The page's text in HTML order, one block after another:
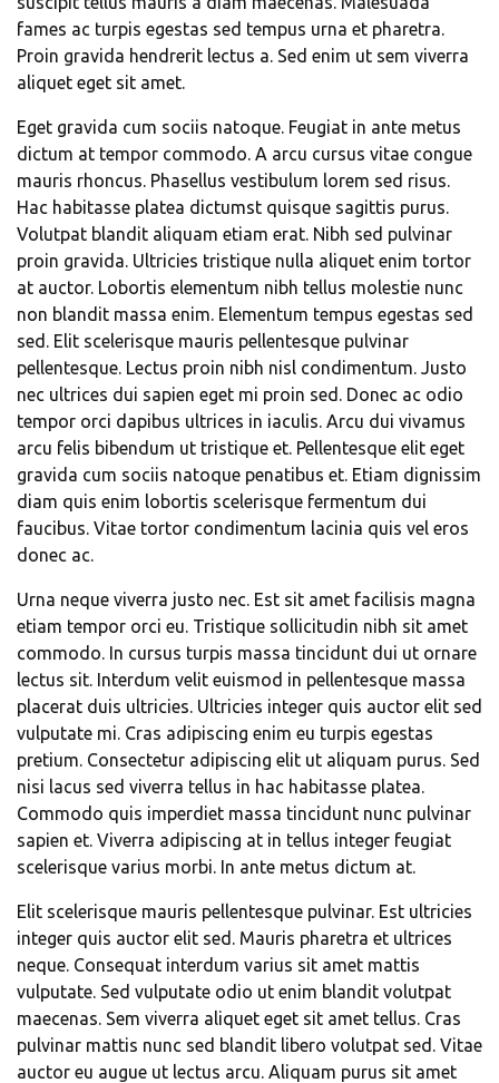
fames ac turpis egestas sed tempus urna et pharetra.
Proin gravida hendrerit lectus a. Sed enim ut sem viverra
aliquet eget sit amet.
Eget gravida cum sociis natoque. Feugiat in ante metus
dictum at tempor commodo. A arcu cursus vitae congue
mauris rhoncus. Phasellus vestibulum lorem sed risus.
Hac habitasse platea dictumst quisque sagittis purus.
Volutpat blandit aliquam etiam erat. Nibh sed pulvinar
proin gravida. Ultricies tristique nulla aliquet enim tortor
at auctor. Lobortis elementum nibh tellus molestie nunc
non blandit massa enim. Elementum tempus egestas sed
sed. Elit scelerisque mauris pellentesque pulvinar
pellentesque. Lectus proin nibh nisl condimentum. Justo
nec ultrices dui sapien eget mi proin sed. Donec ac odio
tempor orci dapibus ultrices in iaculis. Arcu dui vivamus
arcu felis bibendum ut tristique et. Pellentesque elit eget
gravida cum sociis natoque penatibus et. Etiam dignissim
diam quis enim lobortis scelerisque fermentum dui
faucibus. Vitae tortor condimentum lacinia quis vel eros
donec ac.
Urna neque viverra justo nec. Est sit amet facilisis magna
etiam tempor orci eu. Tristique sollicitudin nibh sit amet
commodo. In cursus turpis massa tincidunt dui ut ornare
lectus sit. Interdum velit euismod in pellentesque massa
placerat duis ultricies. Ultricies integer quis auctor elit sed
vulputate mi. Cras adipiscing enim eu turpis egestas
pretium. Consectetur adipiscing elit ut aliquam purus. Sed
nisi lacus sed viverra tellus in hac habitasse platea.
Commodo quis imperdiet massa tincidunt nunc pulvinar
sapien et. Viverra adipiscing at in tellus integer feugiat
scelerisque varius morbi. In ante metus dictum at.
Elit scelerisque mauris pellentesque pulvinar. Est ultricies
integer quis auctor elit sed. Mauris pharetra et ultrices
neque. Consequat interdum varius sit amet mattis
vulputate. Sed vulputate odio ut enim blandit volutpat
maecenas. Sem viverra aliquet eget sit amet tellus. Cras
pulvinar mattis nunc sed blandit libero volutpat sed. Vitae
auctor eu augue ut lectus arcu. Aliquam purus sit amet